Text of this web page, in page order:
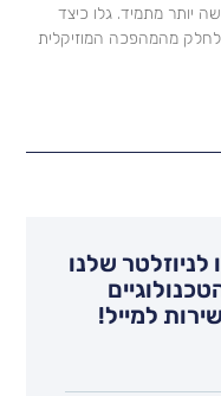
מתמיד. גלו כיצד
מהמהפכה המוזיקלית
שלנו
למייל!